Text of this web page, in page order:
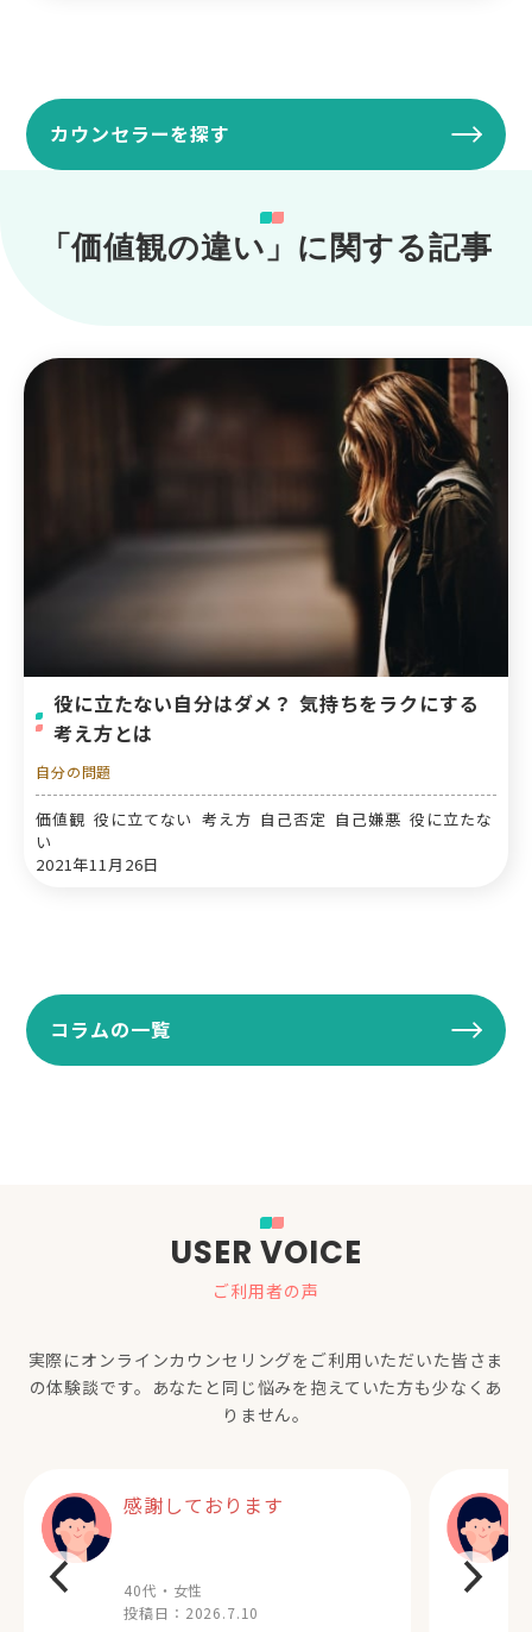
カウンセラーを探す
「価値観の違い」に関する記事
役に立たない自分はダメ？ 気持ちをラクにする
考え方とは
自分の問題
価値観 役に立てない 考え方 自己否定 自己嫌悪 役に立たな
い
2021年11月26日
コラムの一覧
USER VOICE
ご利用者の声
実際にオンラインカウンセリングをご利用いただいた皆さま
の体験談です。あなたと同じ悩みを抱えていた方も少なくあ
りません。
感謝しております
40代・女性
投稿日： 2026.7.10